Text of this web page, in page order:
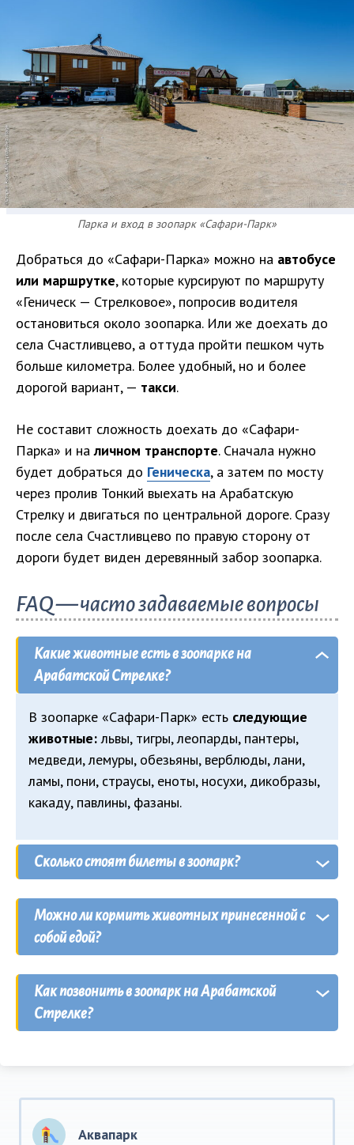
Парка и вход в зоопарк «Сафари-Парк»
Добраться до «Сафари-Парка» можно на автобусе
или маршрутке, которые курсируют по маршруту
«Геническ — Стрелковое», попросив водителя
остановиться около зоопарка. Или же доехать до
села Счастливцево, а оттуда пройти пешком чуть
больше километра. Более удобный, но и более
дорогой вариант, — такси.
Не составит сложность доехать до «Сафари-
Парка» и наличном транспорте. Сначала нужно
будет добраться до Геническа, а затем по мосту
через пролив Тонкий выехать на Арабатскую
Стрелку и двигаться по центральной дороге. Сразу
после села Счастливцево по правую сторону от
дороги будет виден деревянный забор зоопарка.
FAQ — часто задаваемые вопросы
Какие животные есть в зоопарке на
Арабатской Стрелке?
В зоопарке «Сафари-Парк» есть следующие
животные:львы, тигры, леопарды, пантеры,
медведи, лемуры, обезьяны, верблюды, лани,
ламы, пони, страусы, еноты, носухи, дикобразы,
какаду, павлины, фазаны.
Сколько стоят билеты в зоопарк?
Взрослый билет— 250 гривен,детский билет
— 200 гривен.Дети до 3 летмогут проходить
бесплатно.
Можно ли кормить животных принесенной с
собой едой?
Нет, но на территориипродаютспециальный
корм.
Как позвонить в зоопарк на Арабатской
Стрелке?
Аквапарк